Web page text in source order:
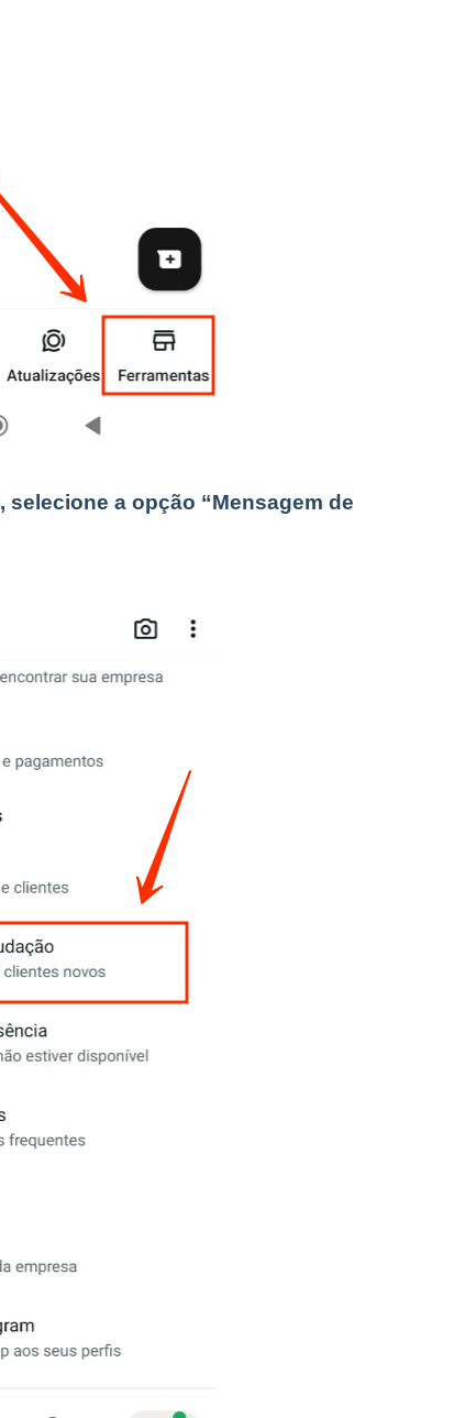
selecione a opção “Mensagem de